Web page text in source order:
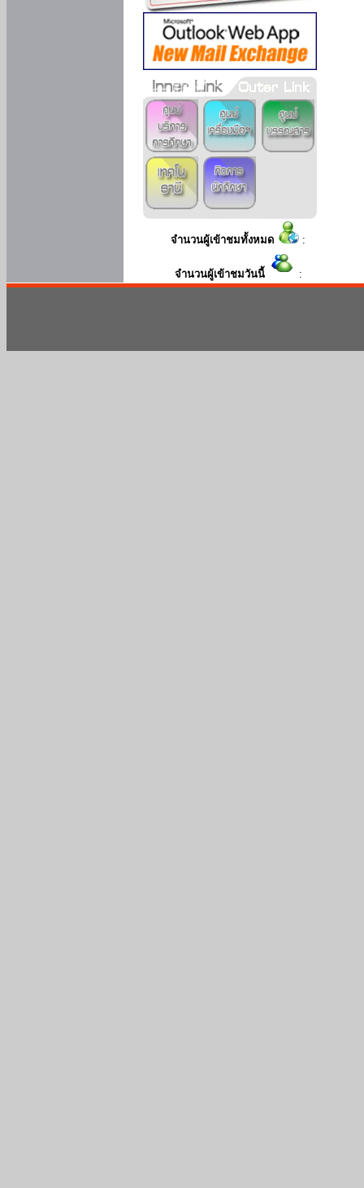
จำนวนผู้เข้าชมทั้งหมด :
จำนวนผู้เข้าชมวันนี้ :